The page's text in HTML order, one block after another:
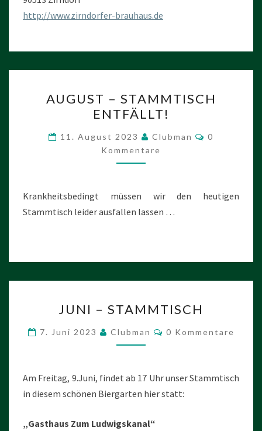
http://www.zirndorfer-brauhaus.de
–
STAMMTISCH
ENTFÄLLT!
AUGUST – STAMMTISCH
ENTFÄLLT!
11. August 2023 Clubman
0
Kommentare
Krankheitsbedingt müssen wir den heutigen
Stammtisch leider ausfallen lassen …
–
STAMMTISCH
JUNI – STAMMTISCH
7. Juni 2023 Clubman Kommentare
0 Kommentare
Am Freitag, 9.Juni, findet ab 17 Uhr unser Stammtisch
in diesem schönen Biergarten hier statt:
„Gasthaus Zum Ludwigskanal“